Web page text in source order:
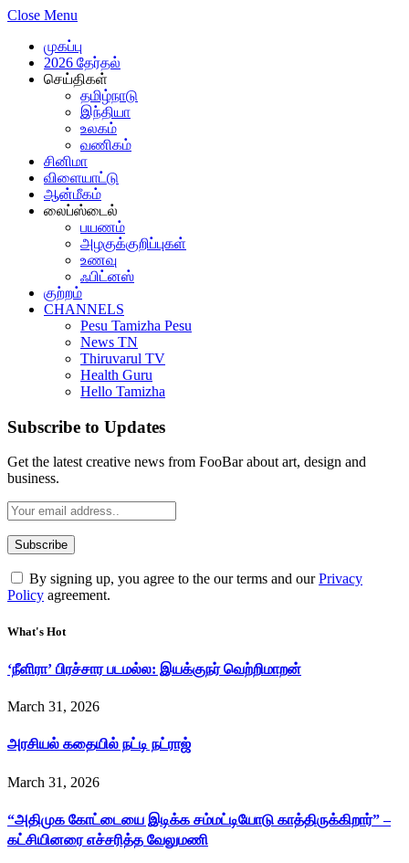
Close Menu
முகப்பு
2026 தேர்தல்
செய்திகள்
தமிழ்நாடு
இந்தியா
உலகம்
வணிகம்
சினிமா
விளையாட்டு
ஆன்மீகம்
லைப்ஸ்டைல்
பயணம்
அழகுக்குறிப்புகள்
உணவு
ஃபிட்னஸ்
குற்றம்
CHANNELS
Pesu Tamizha Pesu
News TN
Thiruvarul TV
Health Guru
Hello Tamizha
Subscribe to Updates
Get the latest creative news from FooBar about art, design and
business.
By signing up, you agree to the our terms and ourPrivacy
Policy agreement.
What's Hot
‘நீளிரா’ பிரச்சார படமல்ல: இயக்குநர் வெற்றிமாறன்
March 31, 2026
அரசியல் கதையில் நட்டி நட்ராஜ்
March 31, 2026
“அதிமுக கோட்டையை இடிக்க சம்மட்டியோடு காத்திருக்கிறார்” –
கட்சியினரை எச்சரித்த வேலுமணி